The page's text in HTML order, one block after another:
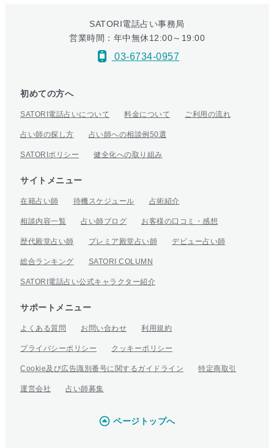
SATORI電話占い事務局
営業時間：年中無休12:00～19:00
03-6734-0957
初めての方へ
SATORI電話占いについて 料金について ご利用の流れ
占い師の探し方 占い師への相談例50選
SATORIポリシー 健全化への取り組み
サイトメニュー
在籍占い師 待機スケジュール 占術紹介
相談内容一覧 占い師ブログ お客様の口コミ・感想
歴代殿堂占い師 プレミア殿堂占い師 デビュー占い師
総合ランキング SATORI COLUMN
SATORI電話占い公式キャラクター紹介
サポートメニュー
よくある質問 お問い合わせ 利用規約
プライバシーポリシー クッキーポリシー
Cookie及び広告識別番号に関するガイドライン 特定商取引
運営会社 占い師募集
ページトップへ